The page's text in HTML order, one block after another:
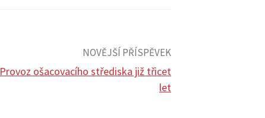
NOVĚJŠÍ PŘÍSPĚVEK
Provoz ošacovacího střediska již třicet
let